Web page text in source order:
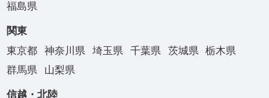
福島県
関東
東京都
神奈川県 埼玉県 千葉県 茨城県
栃木県
群馬県
山梨県
信越・北陸